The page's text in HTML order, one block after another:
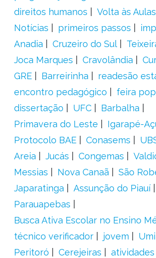
direitos humanos
Volta às
Notícias
primeiros passos
Anadia
Cruzeiro do Sul
Joca Marques
Cravolândia
GRE
Barreirinha
readesão
encontro pedagógico
feira
dissertação
UFC
Barbalha
Primavera do Leste
Igarapé-
Protocolo BAE
Conasems
Areia
Jucás Congemas
Messias
Nova Canaã
São
Japaratinga
Assunção do Piauí
Parauapebas
Busca Ativa Escolar no Ensino
técnico verificador
jovem
Peritoró
Cerejeiras